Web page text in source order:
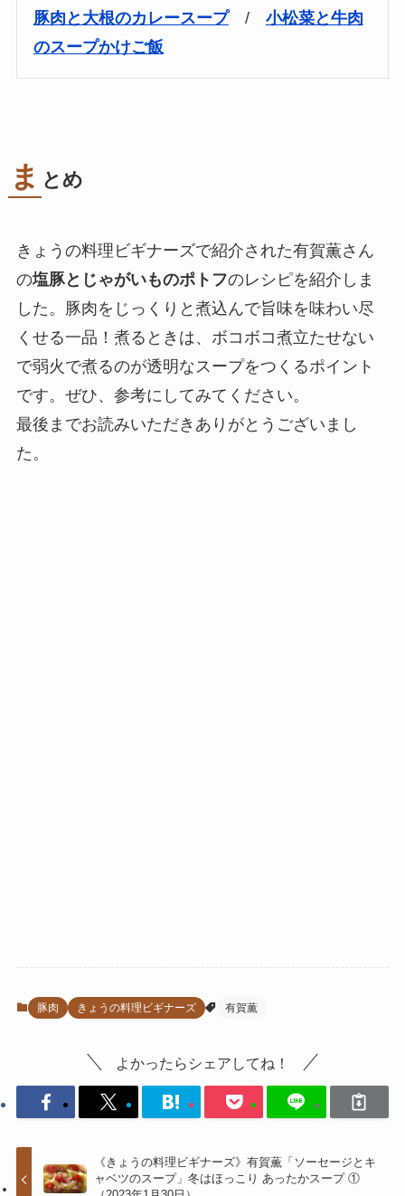
豚肉と大根のカレースープ/ 小松菜と牛肉
のスープかけご飯
ま とめ
きょうの料理ビギナーズで紹介された有賀薫さん
の塩豚とじゃがいものポトフのレシピを紹介しま
した。豚肉をじっくりと煮込んで旨味を味わい尽
くせる一品！煮るときは、ボコボコ煮立たせない
で弱火で煮るのが透明なスープをつくるポイント
です。ぜひ、参考にしてみてください。
最後までお読みいただきありがとうございまし
た。
豚肉 きょうの料理ビギナーズ 有賀薫
よかったらシェアしてね！
《きょうの料理ビギナーズ》有賀薫「ソーセージとキ
ャベツのスープ」冬はほっこり あったかスープ ①